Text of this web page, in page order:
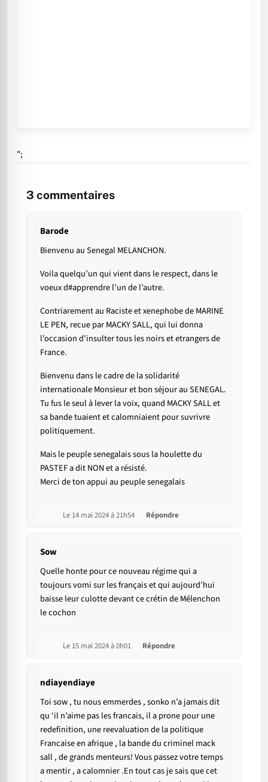
";
3 commentaires
Barode
Bienvenu au Senegal MELANCHON.
Voila quelqu’un qui vient dans le respect, dans le
voeux d#apprendre l’un de l’autre.
Contriarement au Raciste et xenephobe de MARINE
LE PEN, recue par MACKY SALL, qui lui donna
l’occasion d’insulter tous les noirs et etrangers de
France.
Bienvenu dans le cadre de la solidarité
internationale Monsieur et bon séjour au SENEGAL.
Tu fus le seul à lever la voix, quand MACKY SALL et
sa bande tuaient et calomniaient pour suvrivre
politiquement.
Mais le peuple senegalais sous la houlette du
PASTEF a dit NON et a résisté.
Merci de ton appui au peuple senegalais
Le 14 mai 2024 à 21h54 Répondre
Sow
Quelle honte pour ce nouveau régime qui a
toujours vomi sur les français et qui aujourd’hui
baisse leur culotte devant ce crétin de Mélenchon
le cochon
Le 15 mai 2024 à 0h01 Répondre
ndiayendiaye
Toi sow , tu nous emmerdes , sonko n’a jamais dit
qu ‘il n’aime pas les francais, il a prone pour une
redefinition, une reevaluation de la politique
Francaise en afrique , la bande du criminel mack
sall , de grands menteurs! Vous passez votre temps
a mentir , a calomnier .En tout cas je sais que cet